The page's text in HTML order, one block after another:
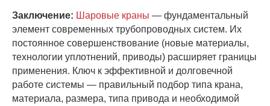
Заключение: Шаровые краны — фундаментальный
элемент современных трубопроводных систем. Их
постоянное совершенствование (новые материалы,
технологии уплотнений, приводы) расширяет границы
применения. Ключ к эффективной и долговечной
работе системы — правильный подбор типа крана,
материала, размера, типа привода и необходимой